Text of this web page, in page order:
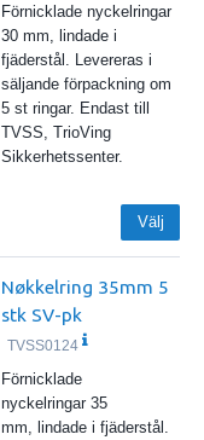
Förnicklade nyckelringar
30 mm, lindade i
fjäderstål. Levereras i
säljande förpackning om
5 st ringar. Endast till
TVSS, TrioVing
Sikkerhetssenter.
Välj
Nøkkelring 35mm 5
stk SV-pk
TVSS0124
Förnicklade
nyckelringar 35
mm, lindade i fjäderstål.